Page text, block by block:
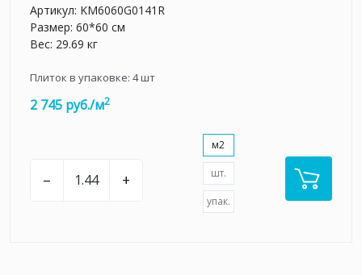
Артикул: KM6060G0141R
Размер: 60*60 см
Вес: 29.69 кг
Плиток в упаковке: 4шт
2 745 руб./м2
– +
м2
шт.
упак.